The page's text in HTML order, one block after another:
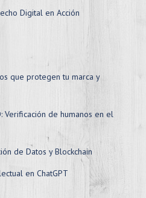
Digital en Acción
que protegen tu marca y
Verificación de humanos en el
de Datos y Blockchain
en ChatGPT